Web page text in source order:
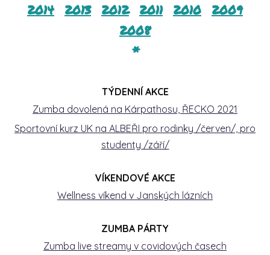
2014
2013 2012 2011 2010
2009
2008
*
TÝDENNÍ AKCE
Zumba dovolená na Kárpathosu, ŘECKO 2021
Sportovní kurz UK na ALBEŘI pro rodinky /červen/, pro
studenty /září/
VÍKENDOVÉ AKCE
Wellness víkend v Janských lázních
ZUMBA PÁRTY
Zumba live streamy v covidových časech